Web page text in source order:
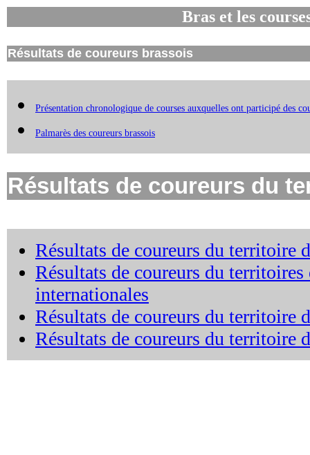
Bras et les
Résultats de coureurs brassois
Présentation chronologique de courses auxquelles ont participé des
Palmarès des coureurs brassois
Résultats de coureurs du
Résultats de coureurs du territoire
Résultats de coureurs du territoires
internationales
Résultats de coureurs du territoire
Résultats de coureurs du territoire